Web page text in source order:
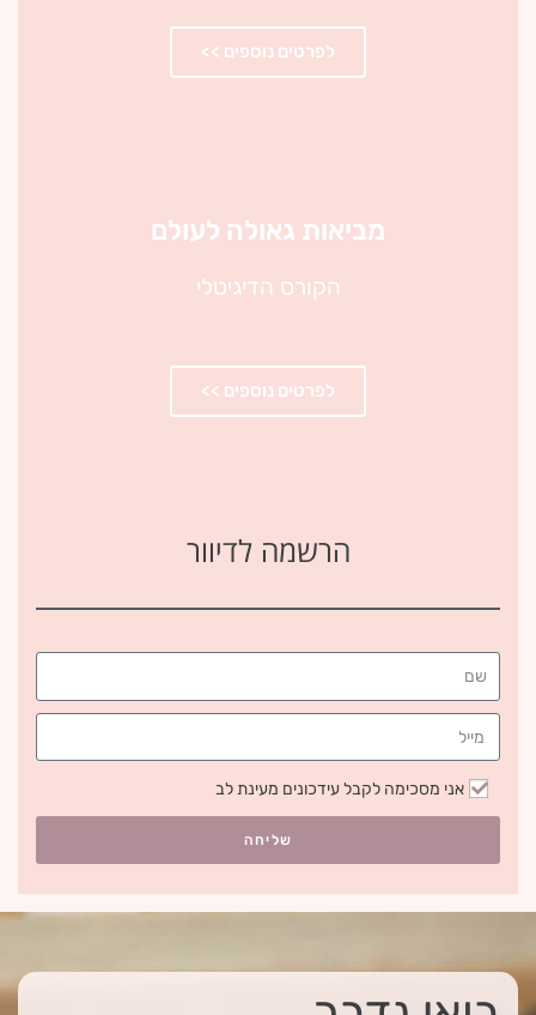
לפרטים נוספים >>
מביאות גאולה לעולם
הקורס הדיגיטלי
לפרטים נוספים >>
הרשמה לדיוור
אני מסכימה לקבל עידכונים מעינת לב
שליחה